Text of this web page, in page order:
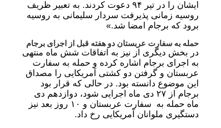
ایشان را در تیر ۹۴ دعوت کردند. به تعبیر ظریف
روسیه زمانی پذیرفت سردار سلیمانی به روسیه
برود که برجام امضا شد.»
حمله به سفارت عربستان دو هفته قبل از اجرای برجام
در بخش دیگری از نیز به اتفاقات شش ماه منتهی
به اجرای برجام اشاره کرده و حمله به سفارت
عربستان و گرفتن دو کشتی آمریکایی را مصداق
این موضوع دانسته بود. در حالی که قرار بود
برجام از ۲۷ دی ماه اجرایی شود، دوازدهم دی
ماه حمله به سفارت عربستان و ۱۰ روز بعد نیز
دستگیری ملوانان آمریکایی رخ داد.